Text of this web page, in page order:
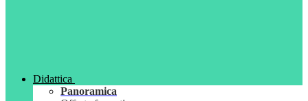
Didattica
Panoramica